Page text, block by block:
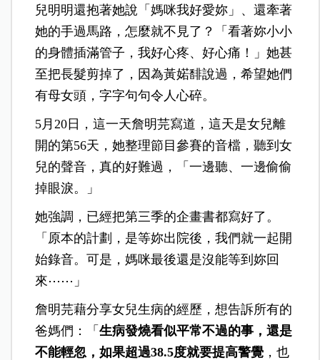
兒明明還抱著她說「媽咪我好愛妳」、還牽著
她的手過馬路，怎麼就不見了？「看著妳小小
的身體插滿管子，我好心疼、好心痛！」她甚
至把長髮剪掉了，因為黃婼馡說過，希望她們
有母女頭，字字句句令人心碎。
5月20日，這一天詹明芫寫道，這天是女兒離
開的第56天，她整理節目參賽的音檔，聽到女
兒的聲音，真的好難過，「一邊聽、一邊偷偷
掉眼淚。」
她強調，已經把第三季的企畫書都寫好了。
「原本的計劃，是等妳出院後，我們就一起開
始錄音。可是，媽咪最後還是沒能等到妳回
來⋯⋯」
詹明芫藉分享女兒生病的經歷，想告訴所有的
爸媽們：「生病發燒看似平常不過的事，還是
不能輕忽，如果超過38.5度就要提高警覺 ，也